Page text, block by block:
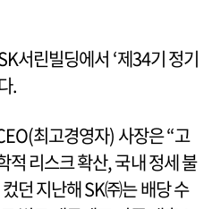
서린빌딩에서 ‘제34기 정기
.
최고경영자) 사장은 “고
적 리스크 확산, 국내 정세 불
던 지난해 SK㈜는 배당 수